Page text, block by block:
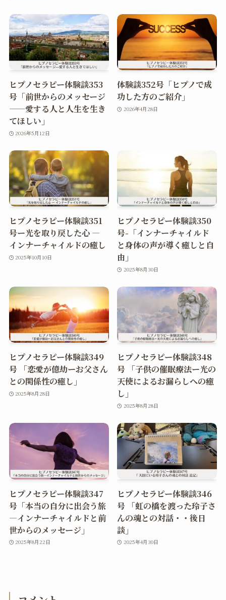
ヒプノセラピー体験談353
号「前世からのメッセージ
——愛する人と人生を生き
てほしい」
2026年5月12日
体験談352号「ヒプノで成
功した方のご紹介」
2026年4月28日
ヒプノセラピー体験談351
号ー光を取り戻した心 ―
インナーチャイルドの癒し
2025年10月10日
ヒプノセラピー体験談350
号-「インナーチャイルド
と身体の声が導く癒しと自
由」
2025年8月30日
ヒプノセラピー体験談349
号 「恋愛が億劫ーお父さん
との関係性の癒し」
2025年8月28日
ヒプノセラピー体験談348
号 「子供の催眠療法ー光の
天使によるお漏らしへの癒
し」
2025年8月28日
ヒプノセラピー体験談347
号「本当の自分に出会う旅
―インナーチャイルドと前
世からのメッセージ」
2025年8月22日
ヒプノセラピー体験談346
号 「虹の橋を渡った玲子さ
んの魂との対話・・後日
談」
2025年4月30日